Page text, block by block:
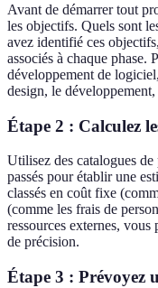
Avant de démarrer tout
les objectifs. Quels sont
avez identifié ces
associés à chaque phase.
développement de
design, le
Étape 2 : Calculez
Utilisez des catalogues
passés pour établir une
classés en coût fixe
(comme les frais de
ressources externes,
de précision.
Étape 3 : Prévoyez